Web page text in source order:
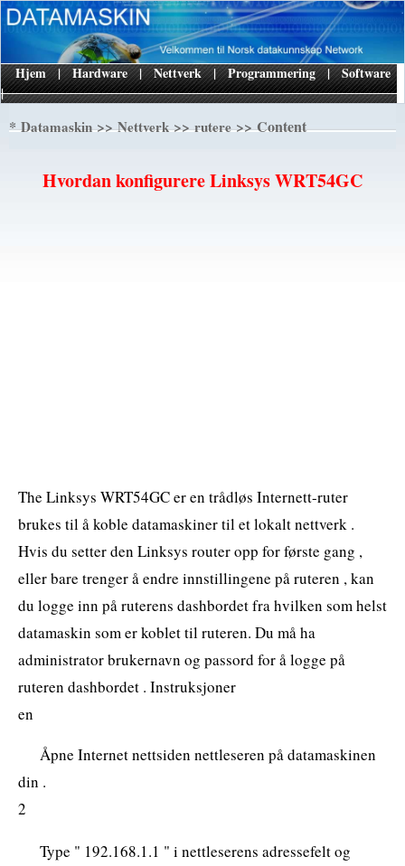
|
Hjem | Hardware | Nettverk | Programmering | Software
*Datamaskin>>Nettverk>>rutere>> Content
Hvordan konfigurere Linksys WRT54GC
The Linksys WRT54GC er en trådløs Internett-ruter
brukes til å koble datamaskiner til et lokalt nettverk .
Hvis du setter den Linksys router opp for første gang ,
eller bare trenger å endre innstillingene på ruteren , kan
du logge inn på ruterens dashbordet fra hvilken som helst
datamaskin som er koblet til ruteren. Du må ha
administrator brukernavn og passord for å logge på
ruteren dashbordet . Instruksjoner
en
Åpne Internet nettsiden nettleseren på datamaskinen
din .
2
Type " 192.168.1.1 " i nettleserens adressefelt og